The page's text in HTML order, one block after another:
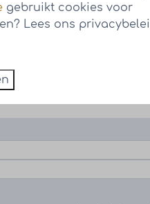
gebruikt cookies voor
Lees ons